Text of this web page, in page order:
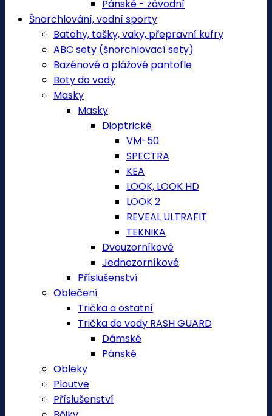
Pánské - závodní
Šnorchlování, vodní sporty
Batohy, tašky, vaky, přepravní kufry
ABC sety (šnorchlovací sety)
Bazénové a plážové pantofle
Boty do vody
Masky
Masky
Dioptrické
VM-50
SPECTRA
KEA
LOOK, LOOK HD
LOOK 2
REVEAL ULTRAFIT
TEKNIKA
Dvouzorníkové
Jednozorníkové
Příslušenství
Oblečení
Trička a ostatní
Trička do vody RASH GUARD
Dámské
Pánské
Obleky
Ploutve
Příslušenství